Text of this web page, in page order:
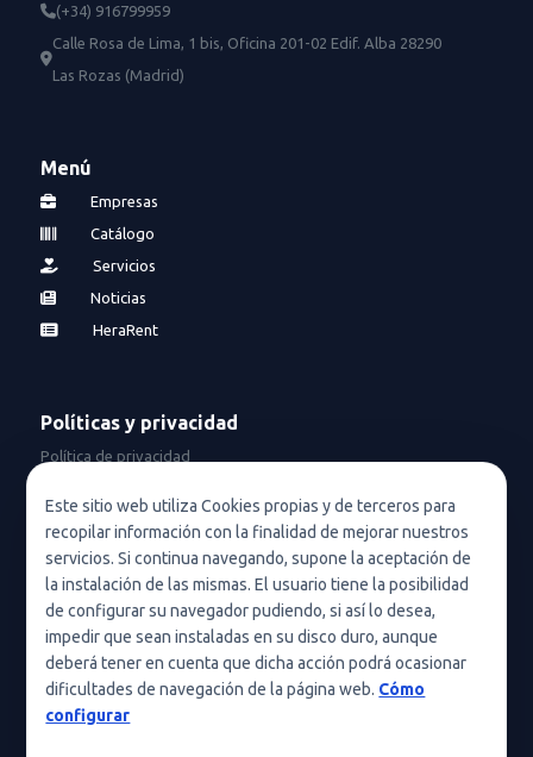
Este sitio web utiliza Cookies propias y de terceros para
recopilar información con la finalidad de mejorar nuestros
servicios. Si continua navegando, supone la aceptación de
la instalación de las mismas. El usuario tiene la posibilidad
de configurar su navegador pudiendo, si así lo desea,
impedir que sean instaladas en su disco duro, aunque
deberá tener en cuenta que dicha acción podrá ocasionar
dificultades de navegación de la página web. Cómo
configurar
(+34) 916799959
Calle Rosa de Lima, 1 bis, Oficina 201-02 Edif. Alba 28290
Las Rozas (Madrid)
Menú
Empresas
Catálogo
Servicios
Noticias
HeraRent
Políticas y privacidad
Política de privacidad
Política de privacidad en redes sociales
Condiciones de uso
Política de cookies (UE)
Política de cookies
Condiciones generales de contratación
Nota legal